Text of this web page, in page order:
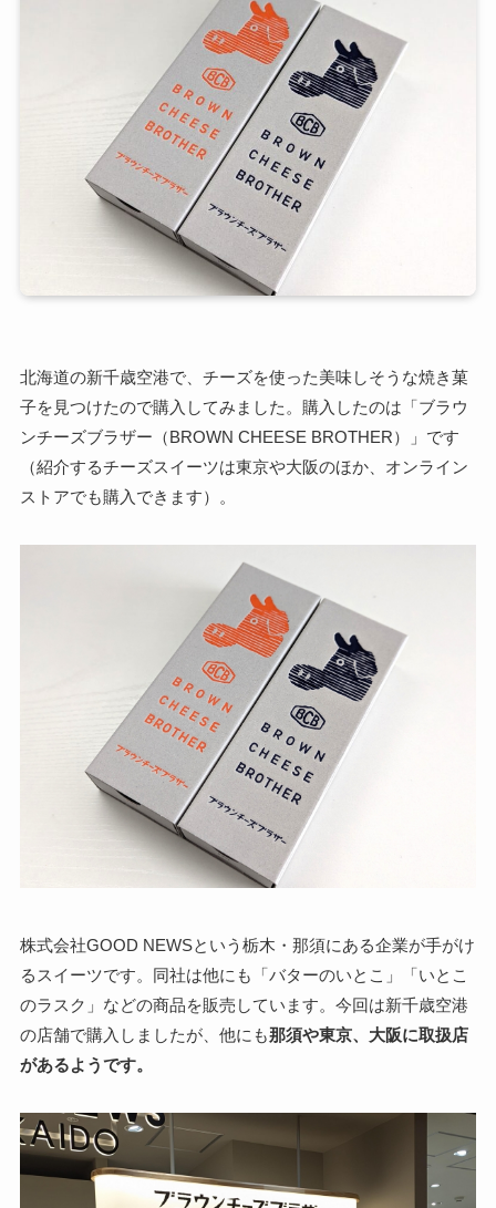
北海道の新千歳空港で、チーズを使った美味しそうな焼き菓
子を見つけたので購入してみました。購入したのは「ブラウ
ンチーズブラザー（BROWN CHEESE BROTHER）」です
（紹介するチーズスイーツは東京や大阪のほか、オンライン
ストアでも購入できます）。
株式会社GOOD NEWSという栃木・那須にある企業が手がけ
るスイーツです。同社は他にも「バターのいとこ」「いとこ
のラスク」などの商品を販売しています。今回は新千歳空港
の店舗で購入しましたが、他にも那須や東京、大阪に取扱店
があるようです。